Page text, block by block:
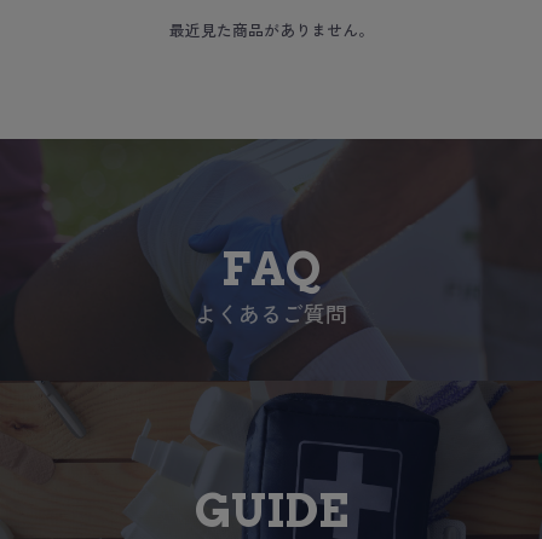
最近見た商品がありません。
FAQ
よくあるご質問
GUIDE